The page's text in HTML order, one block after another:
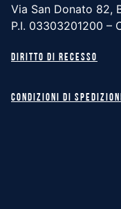
Via San Donato 82,
P.I. 03303201200 –
Diritto di recesso
Condizioni di